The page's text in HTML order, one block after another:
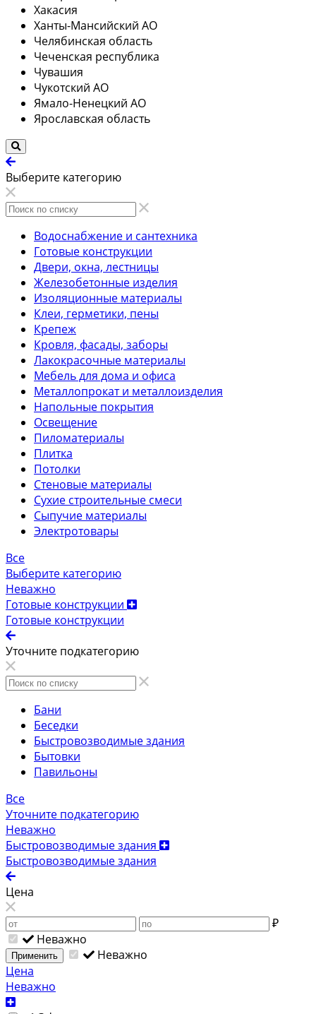
Хакасия
Ханты-Мансийский АО
Челябинская область
Чеченская республика
Чувашия
Чукотский АО
Ямало-Ненецкий АО
Ярославская область
Выберите категорию
Водоснабжение и сантехника
Готовые конструкции
Двери, окна, лестницы
Железобетонные изделия
Изоляционные материалы
Клеи, герметики, пены
Крепеж
Кровля, фасады, заборы
Лакокрасочные материалы
Мебель для дома и офиса
Металлопрокат и металлоизделия
Напольные покрытия
Освещение
Пиломатериалы
Плитка
Потолки
Стеновые материалы
Сухие строительные смеси
Сыпучие материалы
Электротовары
Все
Выберите категорию
Неважно
Готовые конструкции
Готовые конструкции
Уточните подкатегорию
Бани
Беседки
Быстровозводимые здания
Бытовки
Павильоны
Все
Уточните подкатегорию
Неважно
Быстровозводимые здания
Быстровозводимые здания
Цена
₽
Неважно
Применить
Неважно
Цена
Неважно